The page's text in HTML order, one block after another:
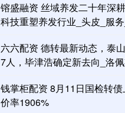
镕盛融资 丝域养发二十年深
科技重塑养发行业_头皮_服
六六配资 德转最新动态，泰
7人，毕津浩确定新去向_洛
钱掌柜配资 8月11日国检转
价率1906%